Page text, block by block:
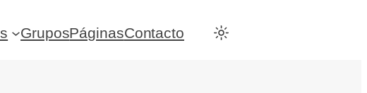
GruposPáginasContacto